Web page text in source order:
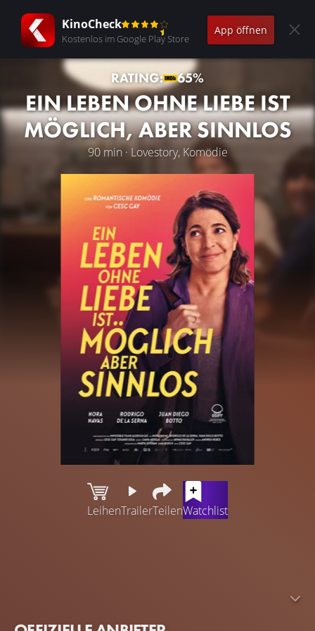
KinoCheck
Kostenlos im Google Play Store
App öffnen
RATING: 65%
EIN LEBEN OHNE LIEBE IST
MÖGLICH, ABER SINNLOS
90 min · Lovestory, Komödie
LeihenTrailerTeilenWatchlist
Geschäftsreise nach Rom geschieht etwas, das ihr Leben